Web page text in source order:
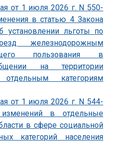
от 1 июля 2026 г. N 550-
в статью 4 Закона
установлении льготы по
железнодорожным
пользования в
на территории
категориям
от 1 июля 2026 г. N 544-
в отдельные
в сфере социальной
категорий населения